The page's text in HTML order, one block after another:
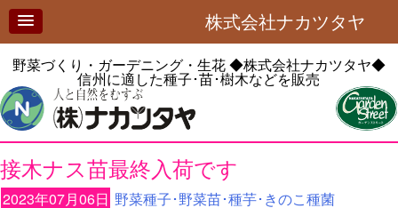
株式会社ナカツタヤ
野菜づくり・ガーデニング・生花◆株式会社ナカツタヤ◆
信州に適した種子･苗･樹木などを販売
接木ナス苗最終入荷です
2023年07月06日 野菜種子･野菜苗･種芋･きのこ種菌